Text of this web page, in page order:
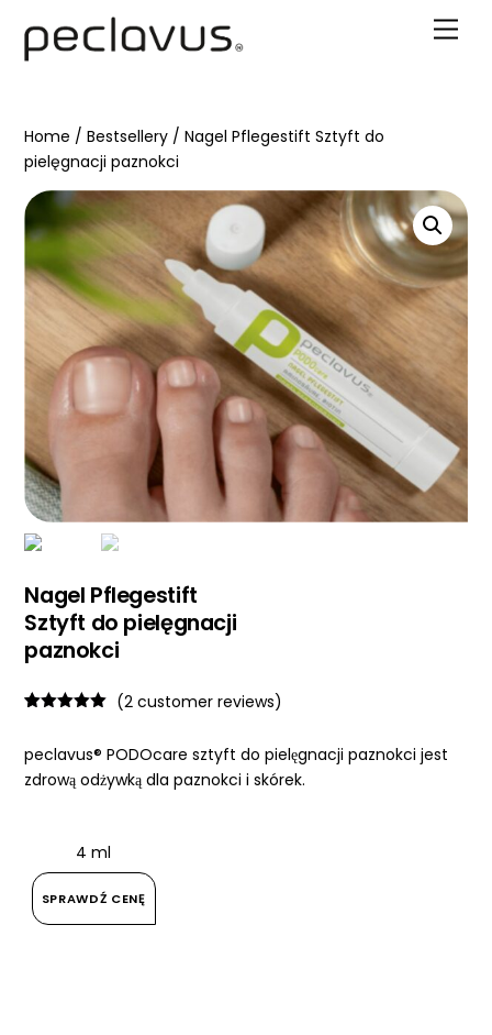
content
Home /Bestsellery / Nagel Pflegestift Sztyft do
pielęgnacji paznokci
Nagel Pflegestift
Sztyft do pielęgnacji
paznokci
based on
customer
rating
(2 customer reviews)
peclavus® PODOcare sztyft do pielęgnacji paznokci jest
zdrową odżywką dla paznokci i skórek.
4 ml
SPRAWDŹ CENĘ